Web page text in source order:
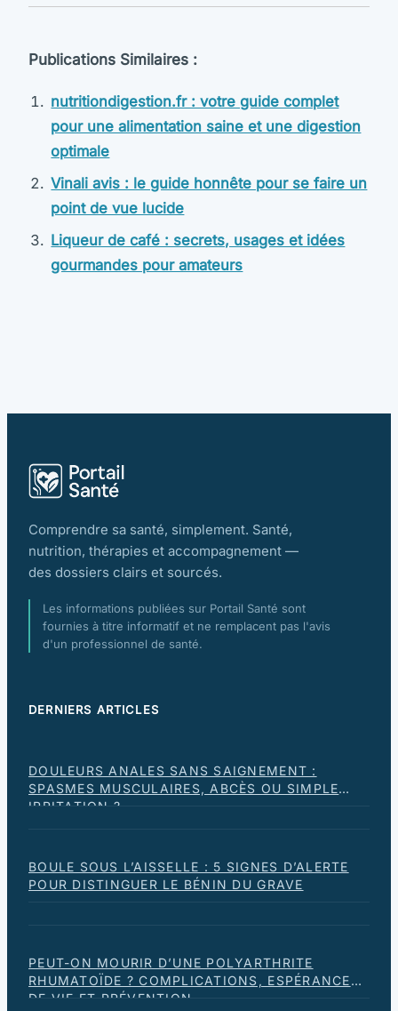
Publications Similaires :
nutritiondigestion.fr : votre guide complet
pour une alimentation saine et une digestion
optimale
Vinali avis : le guide honnête pour se faire un
point de vue lucide
Liqueur de café : secrets, usages et idées
gourmandes pour amateurs
Comprendre sa santé, simplement. Santé,
nutrition, thérapies et accompagnement —
des dossiers clairs et sourcés.
Les informations publiées sur Portail Santé sont
fournies à titre informatif et ne remplacent pas l'avis
d'un professionnel de santé.
DERNIERS ARTICLES
DOULEURS ANALES SANS SAIGNEMENT :
SPASMES MUSCULAIRES, ABCÈS OU SIMPLE
IRRITATION ?
BOULE SOUS L’AISSELLE : 5 SIGNES D’ALERTE
POUR DISTINGUER LE BÉNIN DU GRAVE
PEUT-ON MOURIR D’UNE POLYARTHRITE
RHUMATOÏDE ? COMPLICATIONS, ESPÉRANCE
DE VIE ET PRÉVENTION